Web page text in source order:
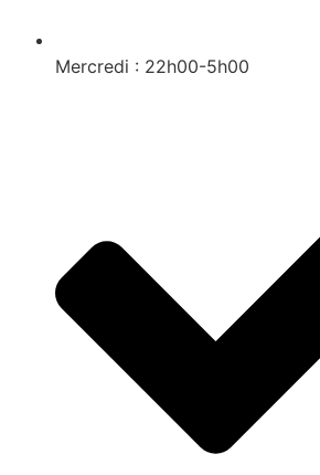
Mercredi : 22h00-5h00